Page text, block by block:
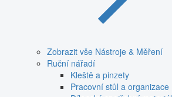
Zobrazit vše Nástroje & Měření
Ruční nářadí
Kleště a pinzety
Pracovní stůl a organizace